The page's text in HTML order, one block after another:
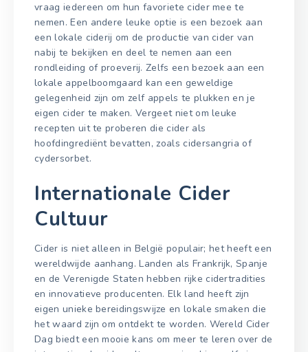
vraag iedereen om hun favoriete cider mee te
nemen. Een andere leuke optie is een bezoek aan
een lokale ciderij om de productie van cider van
nabij te bekijken en deel te nemen aan een
rondleiding of proeverij. Zelfs een bezoek aan een
lokale appelboomgaard kan een geweldige
gelegenheid zijn om zelf appels te plukken en je
eigen cider te maken. Vergeet niet om leuke
recepten uit te proberen die cider als
hoofdingrediënt bevatten, zoals cidersangria of
cydersorbet.
Internationale Cider
Cultuur
Cider is niet alleen in België populair; het heeft een
wereldwijde aanhang. Landen als Frankrijk, Spanje
en de Verenigde Staten hebben rijke cidertradities
en innovatieve producenten. Elk land heeft zijn
eigen unieke bereidingswijze en lokale smaken die
het waard zijn om ontdekt te worden. Wereld Cider
Dag biedt een mooie kans om meer te leren over de